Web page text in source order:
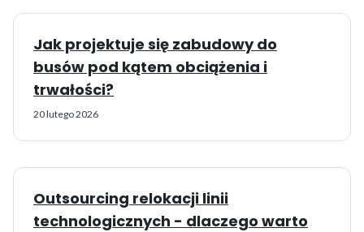
Jak projektuje się zabudowy do
busów pod kątem obciążenia i
trwałości?
20 lutego 2026
Outsourcing relokacji linii
technologicznych - dlaczego warto